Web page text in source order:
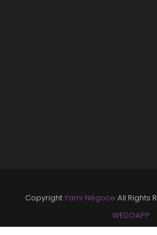
CopyrightYami Négoce All Rights
WEDOAPP